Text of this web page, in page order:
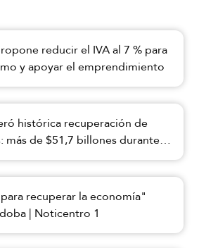
reducir el IVA al 7 % para
y apoyar el emprendimiento
histórica recuperación de
más de $51,7 billones durante
recuperar la economía"
| Noticentro 1